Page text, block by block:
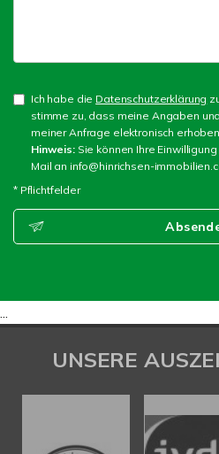
Ich habe die Datenschutzerklärung
stimme zu, dass meine Angaben
meiner Anfrage elektronisch
Hinweis:Sie können Ihre
Mail an info@hinrichsen-
* Pflichtfelder
...
UNSERE